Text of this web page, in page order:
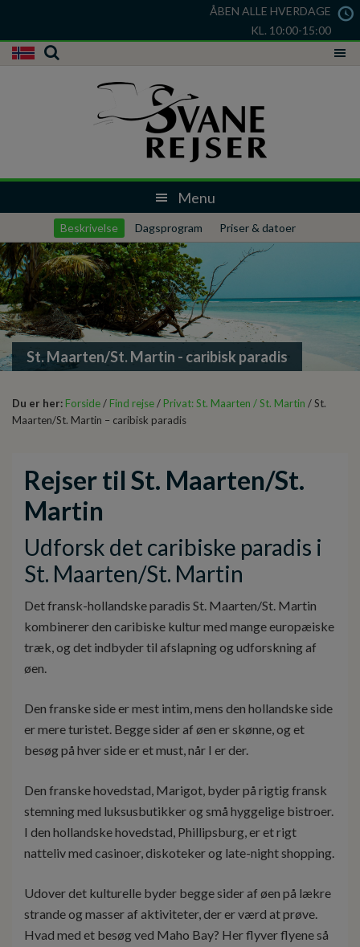
ÅBEN ALLE HVERDAGE
KL. 10:00-15:00
Beskrivelse Dagsprogram Priser & datoer
St. Maarten/St. Martin - caribisk paradis
Du er her: Forside/ Find rejse/ Privat: St. Maarten / St. Martin / St.
Maarten/St. Martin – caribisk paradis
Rejser til St. Maarten/St.
Martin
Udforsk det caribiske paradis i
St. Maarten/St. Martin
Det fransk-hollandske paradis St. Maarten/St. Martin
kombinerer den caribiske kultur med mange europæiske
træk, og det indbyder til afslapning og udforskning af
øen.
Den franske side er mest intim, mens den hollandske side
er mere turistet. Begge sider af øen er skønne, og et
besøg på hver side er et must, når I er der.
Den franske hovedstad, Marigot, byder på rigtig fransk
stemning med luksusbutikker og små hyggelige bistroer.
I den hollandske hovedstad, Phillipsburg, er et rigt
natteliv med casinoer, diskoteker og late-night shopping.
Udover det kulturelle byder begge sider af øen på lækre
strande og masser af aktiviteter, der er værd at prøve.
Hvad med et besøg ved Maho Bay? Her flyver flyene så